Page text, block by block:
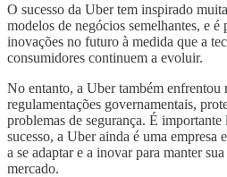
O sucesso da Uber tem inspirado
modelos de negócios semelhantes, e
inovações no futuro à medida que a
consumidores continuem a evoluir.
No entanto, a Uber também
regulamentações governamentais,
problemas de segurança. É importante
sucesso, a Uber ainda é uma empresa
a se adaptar e a inovar para manter
mercado.